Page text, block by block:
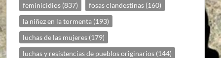
feminicidios (837) fosas clandestinas (160)
la niñez en la tormenta (193)
luchas de las mujeres (179)
luchas y resistencias de pueblos originarios (144)